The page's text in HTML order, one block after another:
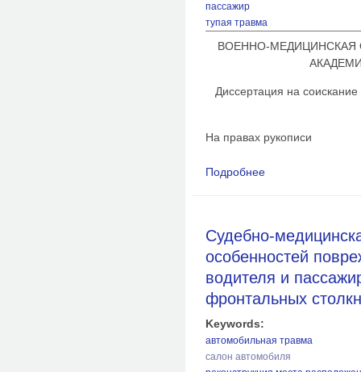
пассажир
тупая травма
ВОЕННО-МЕДИЦИНСКАЯ
Диссертация на
На правах рукописи
Подробнее
Судебно-
особенностей
водителя и
фронтальных
Keywords:
автомобильная травма
салон автомобиля